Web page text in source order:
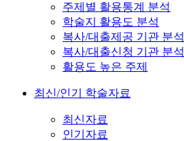
주제별 활용통계 분석
학술지 활용도 분석
복사/대출제공 기관 분석
복사/대출신청 기관 분석
활용도 높은 주제
최신/인기 학술자료
최신자료
인기자료